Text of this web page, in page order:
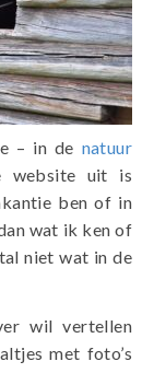
– in de natuur
website uit is
ben of in
wat ik ken of
niet wat in de
wil vertellen
met foto’s